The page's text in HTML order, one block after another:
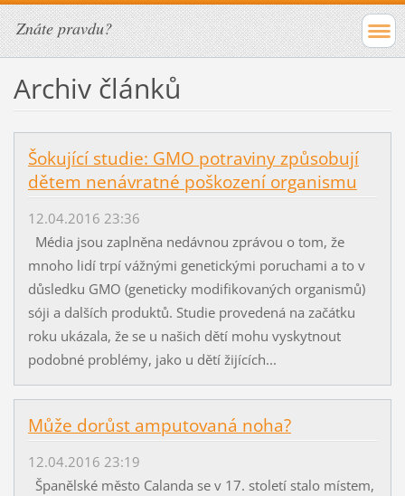
Znáte pravdu?
Archiv článků
Šokující studie: GMO potraviny způsobují
dětem nenávratné poškození organismu
12.04.2016 23:36
Média jsou zaplněna nedávnou zprávou o tom, že
mnoho lidí trpí vážnými genetickými poruchami a to v
důsledku GMO (geneticky modifikovaných organismů)
sóji a dalších produktů. Studie provedená na začátku
roku ukázala, že se u našich dětí mohu vyskytnout
podobné problémy, jako u dětí žijících...
Může dorůst amputovaná noha?
12.04.2016 23:19
Španělské město Calanda se v 17. století stalo místem,